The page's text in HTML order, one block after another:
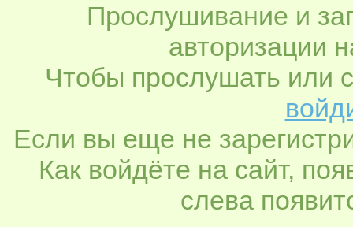
Прослушивание и
авторизации
Чтобы прослушать или
Если вы еще не
Как войдёте на сайт,
слева